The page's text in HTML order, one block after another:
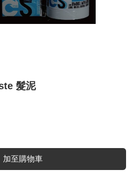
髮泥
加至購物車